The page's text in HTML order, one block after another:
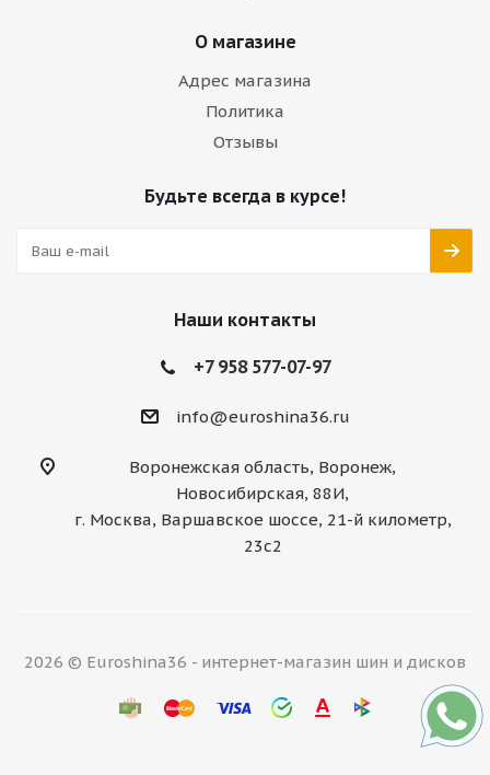
О магазине
Адрес магазина
Политика
Отзывы
Будьте всегда в курсе!
Наши контакты
+7 958 577-07-97
info@euroshina36.ru
Воронежская область, Воронеж,
Новосибирская, 88И,
г. Москва, Варшавское шоссе, 21-й километр,
23с2
2026 © Euroshina36 - интернет-магазин шин и дисков